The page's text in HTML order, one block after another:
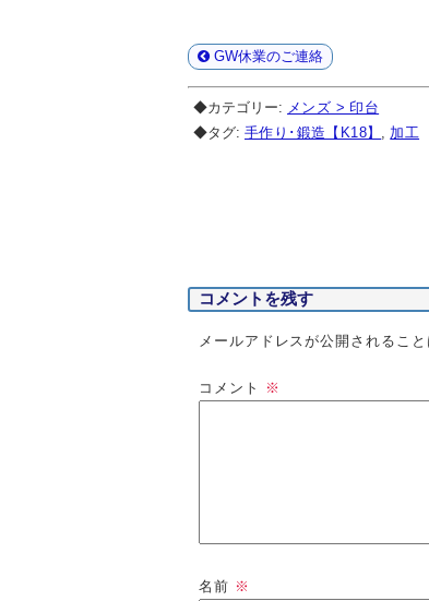
GW休業のご連絡
◆カテゴリー: メンズ > 印台
◆タグ: 手作り･鍛造【K18】 加工
コメントを残す
メールアドレスが公開されること
コメント ※
名前 ※